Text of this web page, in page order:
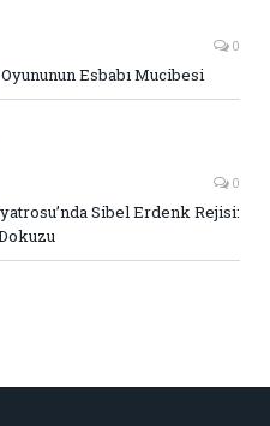
0
Esbabı Mucibesi
0
Sibel Erdenk Rejisi: